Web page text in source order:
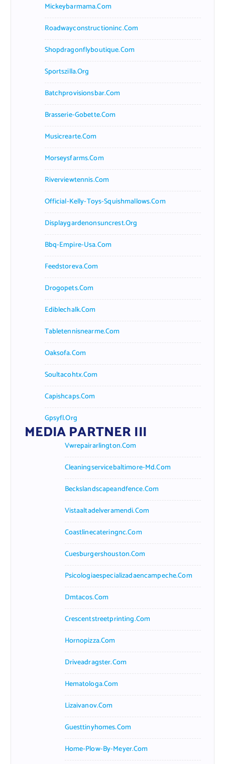
Mickeybarmama.com
Roadwayconstructioninc.com
Shopdragonflyboutique.com
Sportszilla.org
Batchprovisionsbar.com
Brasserie-Gobette.com
Musicrearte.com
Morseysfarms.com
Riverviewtennis.com
Official-Kelly-Toys-Squishmallows.com
Displaygardenonsuncrest.org
Bbq-Empire-Usa.com
Feedstoreva.com
Drogopets.com
Ediblechalk.com
Tabletennisnearme.com
Oaksofa.com
Soultacohtx.com
Capishcaps.com
Gpsyfl.org
MEDIA PARTNER III
Vwrepairarlington.com
Cleaningservicebaltimore-Md.com
Beckslandscapeandfence.com
Vistaaltadelveramendi.com
Coastlinecateringnc.com
Cuesburgershouston.com
Psicologiaespecializadaencampeche.com
Dmtacos.com
Crescentstreetprinting.com
Hornopizza.com
Driveadragster.com
Hematologa.com
Lizaivanov.com
Guesttinyhomes.com
Home-Plow-By-Meyer.com